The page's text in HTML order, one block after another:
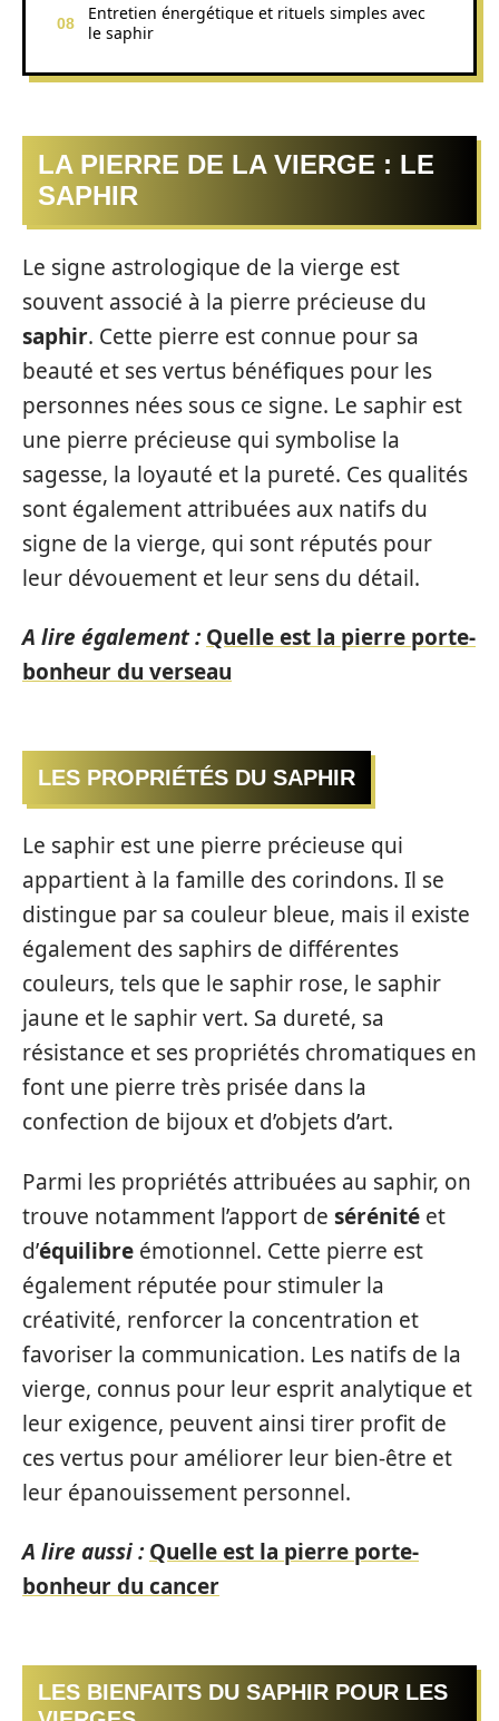
Entretien énergétique et rituels simples avec
le saphir
LA PIERRE DE LA VIERGE : LE
SAPHIR
Le signe astrologique de la vierge est
souvent associé à la pierre précieuse du
saphir. Cette pierre est connue pour sa
beauté et ses vertus bénéfiques pour les
personnes nées sous ce signe. Le saphir est
une pierre précieuse qui symbolise la
sagesse, la loyauté et la pureté. Ces qualités
sont également attribuées aux natifs du
signe de la vierge, qui sont réputés pour
leur dévouement et leur sens du détail.
A lire également : Quelle est la pierre porte-
bonheur du verseau
LES PROPRIÉTÉS DU SAPHIR
Le saphir est une pierre précieuse qui
appartient à la famille des corindons. Il se
distingue par sa couleur bleue, mais il existe
également des saphirs de différentes
couleurs, tels que le saphir rose, le saphir
jaune et le saphir vert. Sa dureté, sa
résistance et ses propriétés chromatiques en
font une pierre très prisée dans la
confection de bijoux et d’objets d’art.
Parmi les propriétés attribuées au saphir, on
trouve notamment l’apport de sérénité et
d’équilibre émotionnel. Cette pierre est
également réputée pour stimuler la
créativité, renforcer la concentration et
favoriser la communication. Les natifs de la
vierge, connus pour leur esprit analytique et
leur exigence, peuvent ainsi tirer profit de
ces vertus pour améliorer leur bien-être et
leur épanouissement personnel.
A lire aussi : Quelle est la pierre porte-
bonheur du cancer
LES BIENFAITS DU SAPHIR POUR LES